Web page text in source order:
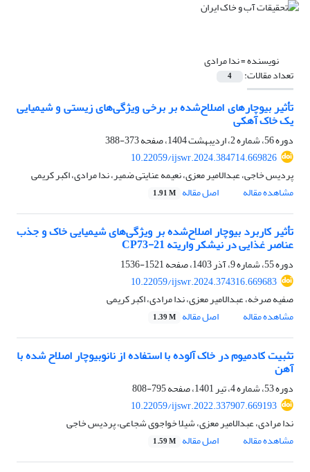
نویسنده =ندا مرادی
تعداد مقالات: 4
تأثیر بیوچارهای اصلاح‌شده بر برخی ویژگی‌های زیستی و شیمیایی
یک خاک آهکی
دوره 56، شماره 2، اردیبهشت 1404، صفحه
373-388
10.22059/ijswr.2024.384714.669826
پردیس خاجی، عبدالامیر معزی، نعیمه عنایتی ضمیر، ندا مرادی، اکبر کریمی
مشاهده مقاله
اصل مقاله 1.91 M
تأثیر کاربرد بیوچار اصلاح‌شده بر ویژگی‌های شیمیایی خاک و جذب
عناصر غذایی در نیشکر واریته CP73-21
دوره 55، شماره 9، آذر 1403، صفحه
1521-1536
10.22059/ijswr.2024.374316.669683
صفیه صرخه، عبدالامیر معزی، ندا مرادی، اکبر کریمی
مشاهده مقاله
اصل مقاله 1.39 M
تثبیت کادمیوم در خاک آلوده با استفاده از نانوبیوچار اصلاح شده با
آهن
دوره 53، شماره 4، تیر 1401، صفحه
795-808
10.22059/ijswr.2022.337907.669193
ندا مرادی، عبدالامیر معزی، شیلا خواجوی شجاعی، پردیس خاجی
مشاهده مقاله
اصل مقاله 1.59 M